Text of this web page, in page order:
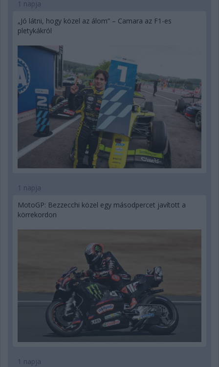
1 napja
„Jó látni, hogy közel az álom” – Camara az F1-es
pletykákról
1 napja
MotoGP: Bezzecchi közel egy másodpercet javított a
körrekordon
1 napja